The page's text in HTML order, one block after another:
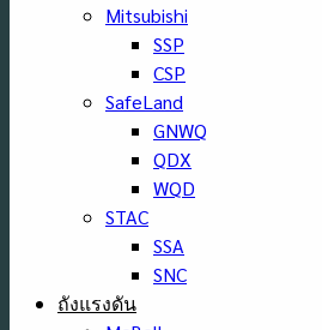
Mitsubishi
SSP
CSP
SafeLand
GNWQ
QDX
WQD
STAC
SSA
SNC
ถังแรงดัน